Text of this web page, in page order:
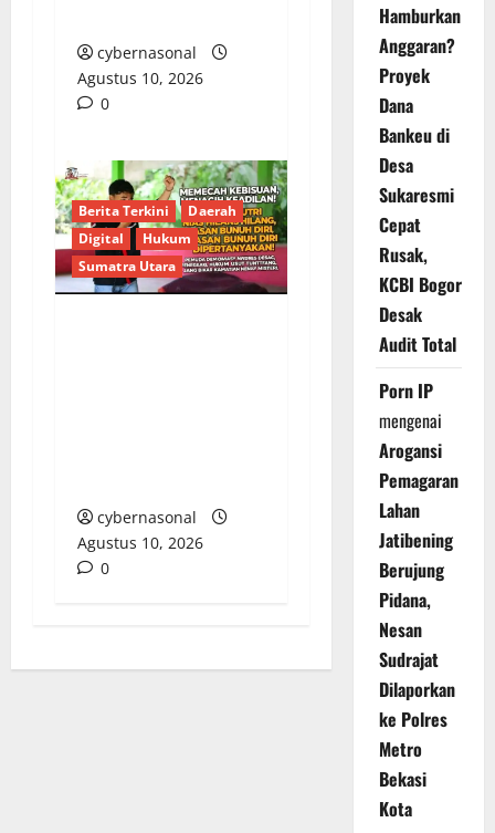
cybernasonal
Agustus 10, 2026
0
Berita Terkini
Daerah
Digital
Hukum
Sumatra Utara
cybernasonal
Agustus 10, 2026
0
Hamburkan
Anggaran?
Proyek
Dana
Bankeu di
Desa
Sukaresmi
Cepat
Rusak,
KCBI Bogor
Desak
Audit Total
Porn IP
mengenai
Arogansi
Pemagaran
Lahan
Jatibening
Berujung
Pidana,
Nesan
Sudrajat
Dilaporkan
ke Polres
Metro
Bekasi
Kota